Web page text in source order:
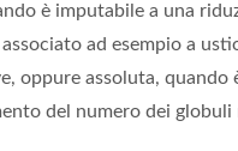
è imputabile a una
ad esempio a
oppure assoluta, quando
del numero dei globuli